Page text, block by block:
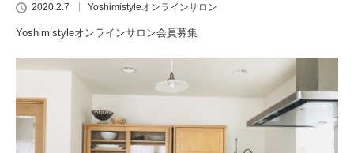
2020.2.7 Yoshimistyleオンラインサロン
Yoshimistyleオンラインサロン会員募集